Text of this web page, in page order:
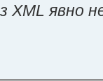
XML явно